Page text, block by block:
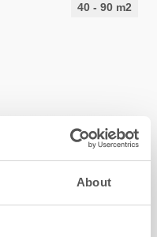
About
40 - 90 m2